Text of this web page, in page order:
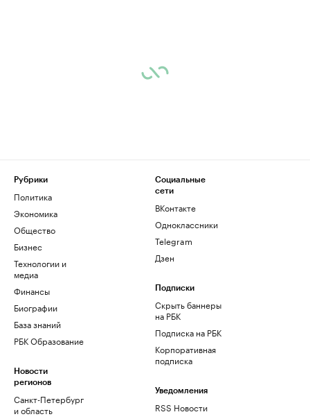
Рубрики
Политика
Экономика
Общество
Бизнес
Технологии и
медиа
Финансы
Биографии
База знаний
РБК Образование
Новости
регионов
Санкт-Петербург
и область
Социальные
сети
ВКонтакте
Одноклассники
Telegram
Дзен
Подписки
Скрыть баннеры
на РБК
Подписка на РБК
Корпоративная
подписка
Уведомления
RSS Новости